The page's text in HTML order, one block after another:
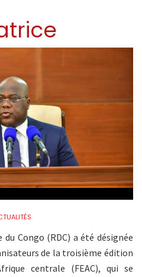
Congo (RDC) a été désignée
de la troisième édition
centrale (FEAC), qui se